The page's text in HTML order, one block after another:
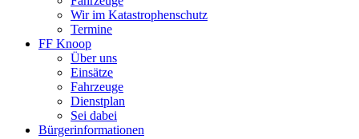
Wir im Katastrophenschutz
Termine
FF Knoop
Über uns
Einsätze
Fahrzeuge
Dienstplan
Sei dabei
Bürgerinformationen